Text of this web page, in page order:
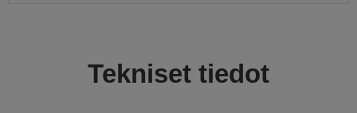
Tekniset tiedot